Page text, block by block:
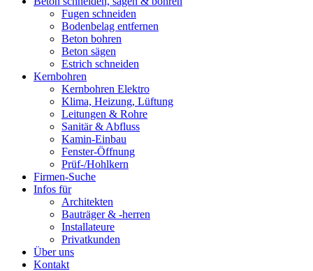
Fugen schneiden
Bodenbelag entfernen
Beton bohren
Beton sägen
Estrich schneiden
Kernbohren
Kernbohren Elektro
Klima, Heizung, Lüftung
Leitungen & Rohre
Sanitär & Abfluss
Kamin-Einbau
Fenster-Öffnung
Prüf-/Hohlkern
Firmen-Suche
Infos für
Architekten
Bauträger & -herren
Installateure
Privatkunden
Über uns
Kontakt